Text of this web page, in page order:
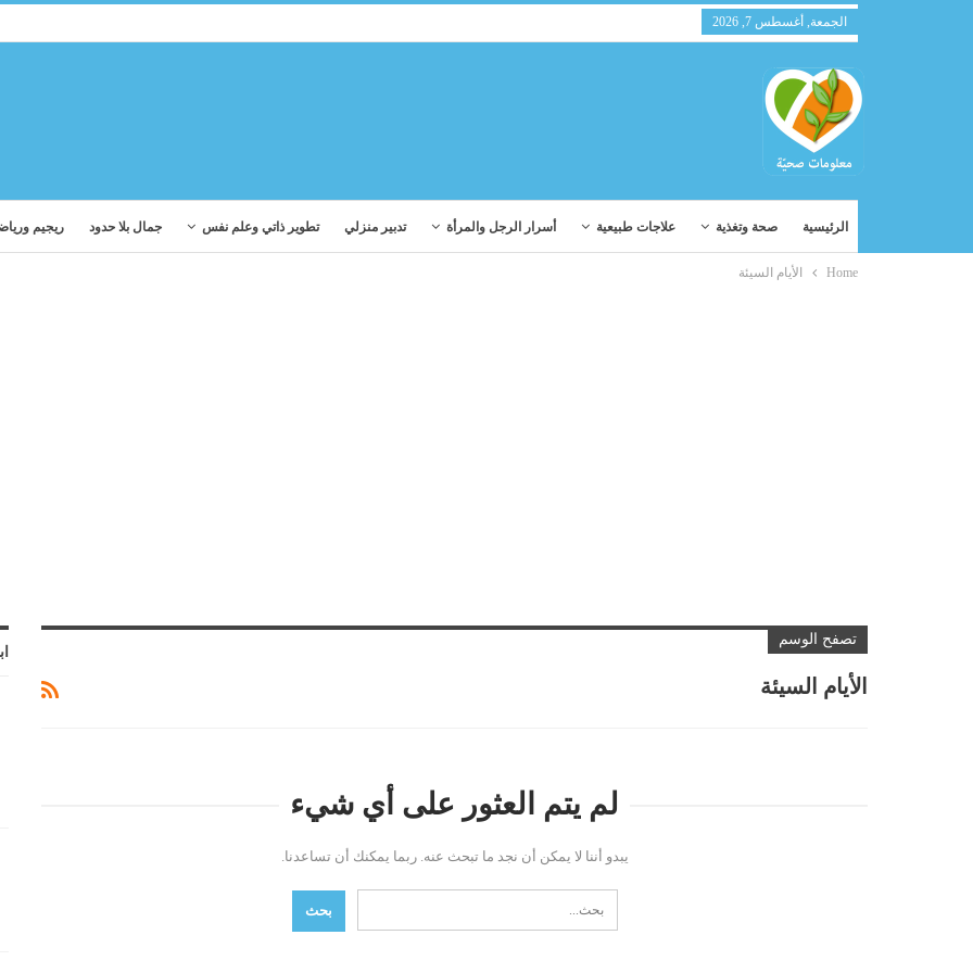
الجمعة, أغسطس 7, 2026
الرئيسية صحة وتغذية علاجات طبيعية أسرار الرجل والمرأة تدبير منزلي تطوير ذاتي وعلم نفس جمال بلا حدود ريجيم
Home الأيام السيئة
تصفح الوسم
الأيام السيئة
لم يتم العثور على أي شيء
يبدو أننا لا يمكن أن نجد ما تبحث عنه. ربما يمكنك أن تساعدنا.